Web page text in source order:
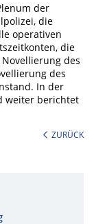
der
die
operativen
die
des
des
In der
weiter berichtet
ZURÜCK